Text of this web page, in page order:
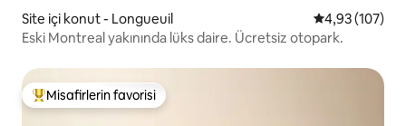
Site içi konut - Longueuil 5 üzerinden
4,93 (107)
Eski Montreal yakınında lüks daire. Ücretsiz otopark.
Misafirlerin favorilerinden en beğenilenler arasında
Misafirlerin favorisi